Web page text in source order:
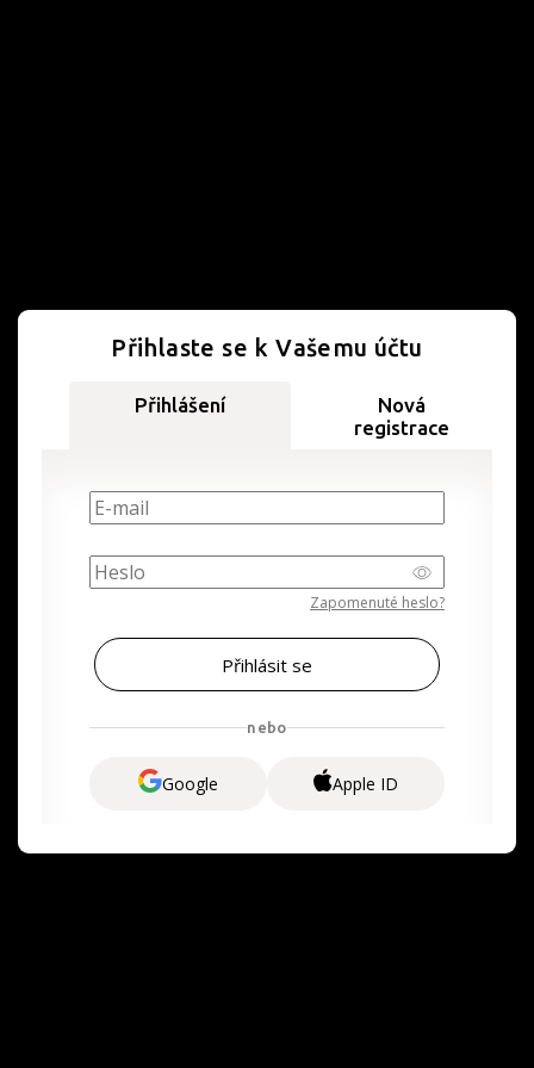
Přihlaste se k Vašemu účtu
Přihlášení
Nová
registrace
Zapomenuté heslo?
nebo
Google Apple ID